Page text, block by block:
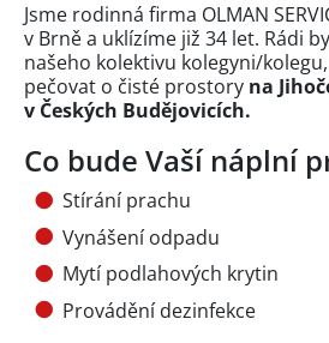
Jsme rodinná firma OLMAN
v Brně a uklízíme již 34 let. Rádi
našeho kolektivu kolegyni/
pečovat o čisté prostory na
v Českých Budějovicích.
Co bude Vaší náplní
Stírání prachu
Vynášení odpadu
Mytí podlahových krytin
Provádění dezinfekce